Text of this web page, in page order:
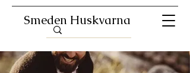
Smeden Huskvarna